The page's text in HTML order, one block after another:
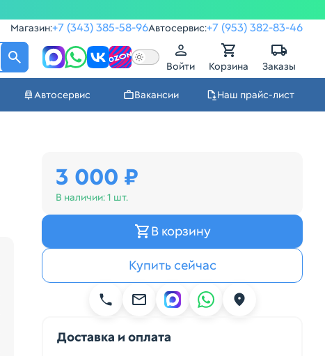
Магазин:+7 (343) 385-58-96Автосервис:+7 (953) 382-83-46
Войти Корзина Заказы
Автосервис Вакансии Наш прайс-лист
3 000 ₽
В наличии:1 шт.
В корзину
Купить сейчас
Доставка и оплата